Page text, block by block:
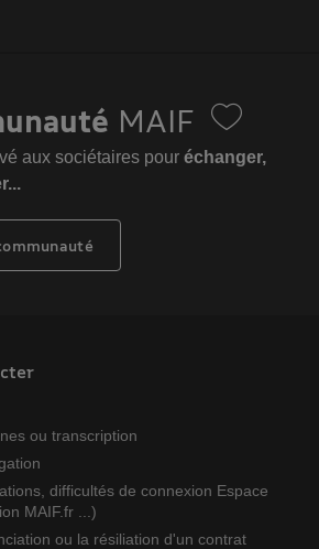
MAIF
aux sociétaires pour échanger,
ou transcription
difficultés de connexion Espace
MAIF.fr ...)
ou la résiliation d'un contrat